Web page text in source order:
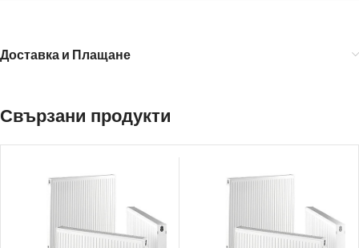
Доставка и Плащане
Свързани продукти